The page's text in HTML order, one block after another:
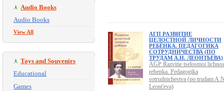
Audio Books
Audio Books
View All
Toys and Souvenirs
Educational
Games
АГП РАЗВИТИЕ
ЦЕЛОСТНОЙ ЛИЧНОСТИ
РЕБЁНКА. ПЕДАГОГИКА
СОТРУДНИЧЕСТВА (ПО
ТРУДАМ А.Н. ЛЕОНТЬЕВА)
AGP Razvitie tselostnoi
rebenka. Pedagogika
sotrudnichestva (po trudam
Leont'eva)